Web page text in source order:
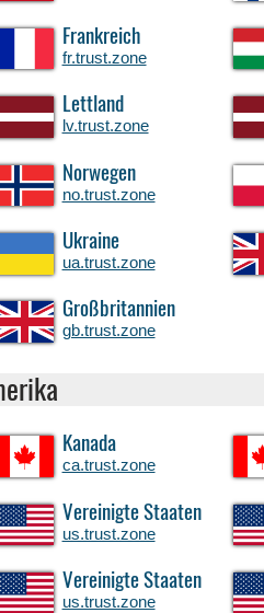
Frankreich
fr.trust.zone
Lettland
lv.trust.zone
Norwegen
no.trust.zone
Ukraine
ua.trust.zone
Großbritannien
gb.trust.zone
Kanada
ca.trust.zone
Vereinigte Staaten
us.trust.zone
Vereinigte Staaten
us.trust.zone